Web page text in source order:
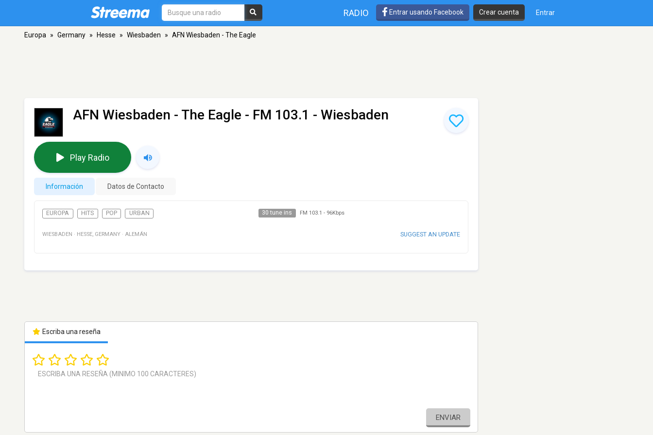
RADIO Entrar usando Facebook Crear cuenta Entrar
Europa » Germany » Hesse » Wiesbaden » AFN Wiesbaden - The Eagle
AFN Wiesbaden - The Eagle - FM 103.1 - Wiesbaden
Play Radio
Información Datos de Contacto
EUROPA HITS POP URBAN 30 tune ins FM 103.1 - 96Kbps
WIESBADEN · HESSE, GERMANY · ALEMÁN SUGGEST AN UPDATE
Escriba una reseña
ENVIAR